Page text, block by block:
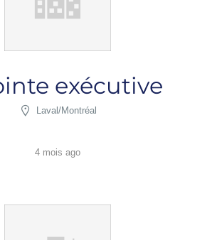
exécutive
Laval/Montréal
4 mois ago